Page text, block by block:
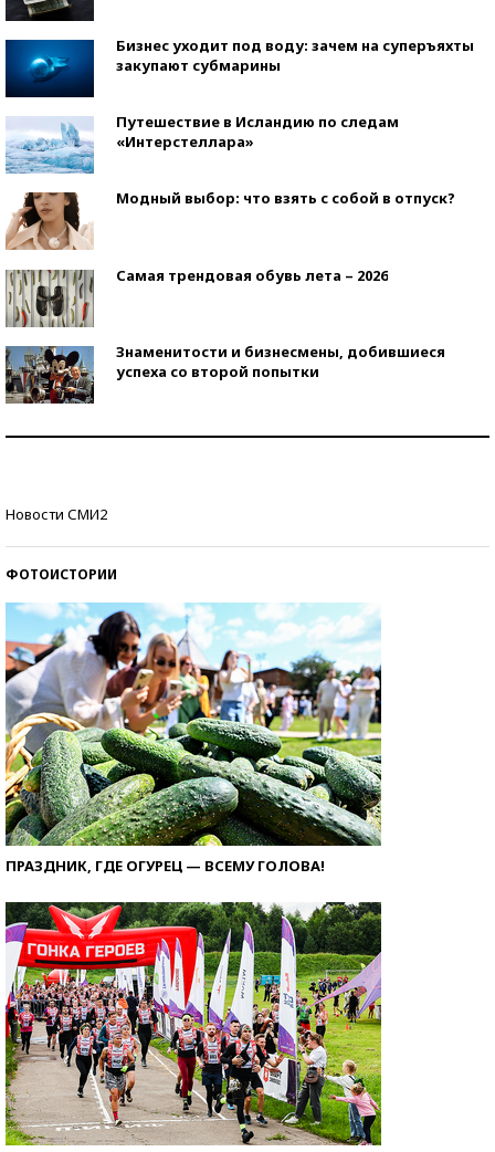
Бизнес уходит под воду: зачем на суперъяхты
закупают субмарины
Путешествие в Исландию по следам
«Интерстеллара»
Модный выбор: что взять с собой в отпуск?
Самая трендовая обувь лета – 2026
Знаменитости и бизнесмены, добившиеся
успеха со второй попытки
Новости СМИ2
ФОТОИСТОРИИ
ПРАЗДНИК, ГДЕ ОГУРЕЦ — ВСЕМУ ГОЛОВА!